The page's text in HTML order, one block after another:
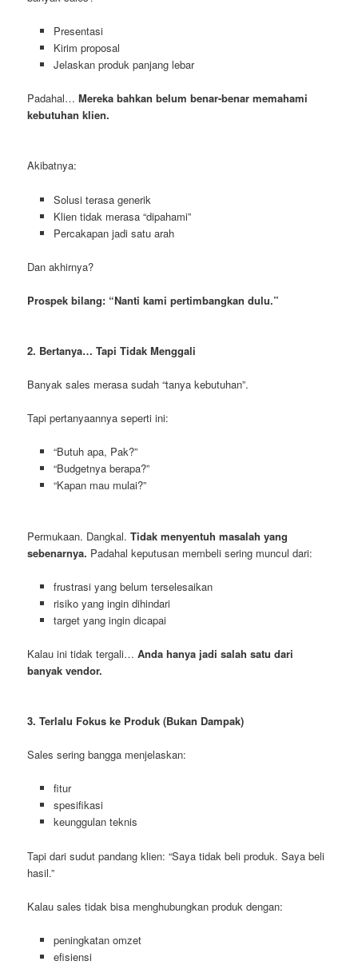
Presentasi
Kirim proposal
Jelaskan produk panjang lebar
Padahal…Mereka bahkan belum benar-benar memahami
kebutuhan klien.
Akibatnya:
Solusi terasa generik
Klien tidak merasa “dipahami”
Percakapan jadi satu arah
Dan akhirnya?
Prospek bilang: “Nanti kami pertimbangkan dulu.”
2. Bertanya… Tapi Tidak Menggali
Banyak sales merasa sudah “tanya kebutuhan”.
Tapi pertanyaannya seperti ini:
“Butuh apa, Pak?”
“Budgetnya berapa?”
“Kapan mau mulai?”
Permukaan. Dangkal.Tidak menyentuh masalah yang
sebenarnya. Padahal keputusan membeli sering muncul dari:
frustrasi yang belum terselesaikan
risiko yang ingin dihindari
target yang ingin dicapai
Kalau ini tidak tergali…Anda hanya jadi salah satu dari
banyak vendor.
3. Terlalu Fokus ke Produk (Bukan Dampak)
Sales sering bangga menjelaskan:
fitur
spesifikasi
keunggulan teknis
Tapi dari sudut pandang klien: “Saya tidak beli produk. Saya beli
hasil.”
Kalau sales tidak bisa menghubungkan produk dengan:
peningkatan omzet
efisiensi